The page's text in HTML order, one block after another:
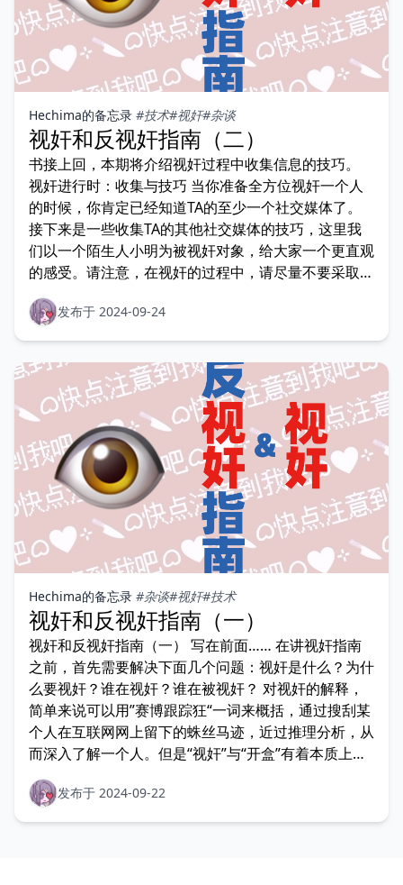
Hechima的备忘录 #技术#视奸#杂谈
视奸和反视奸指南（二）
书接上回，本期将介绍视奸过程中收集信息的技巧。
视奸进行时：收集与技巧 当你准备全方位视奸一个人
的时候，你肯定已经知道TA的至少一个社交媒体了。
接下来是一些收集TA的其他社交媒体的技巧，这里我
们以一个陌生人小明为被视奸对象，给大家一个更直观
的感受。请注意，在视奸的过程中，请尽量不要采取除
了关注和浏览
发布于 2024-09-24
Hechima的备忘录 #杂谈#视奸#技术
视奸和反视奸指南（一）
视奸和反视奸指南（一） 写在前面…… 在讲视奸指南
之前，首先需要解决下面几个问题：视奸是什么？为什
么要视奸？谁在视奸？谁在被视奸？ 对视奸的解释，
简单来说可以用”赛博跟踪狂“一词来概括，通过搜刮某
个人在互联网网上留下的蛛丝马迹，近过推理分析，从
而深入了解一个人。但是“视奸”与“开盒”有着本质上的
不同
发布于 2024-09-22